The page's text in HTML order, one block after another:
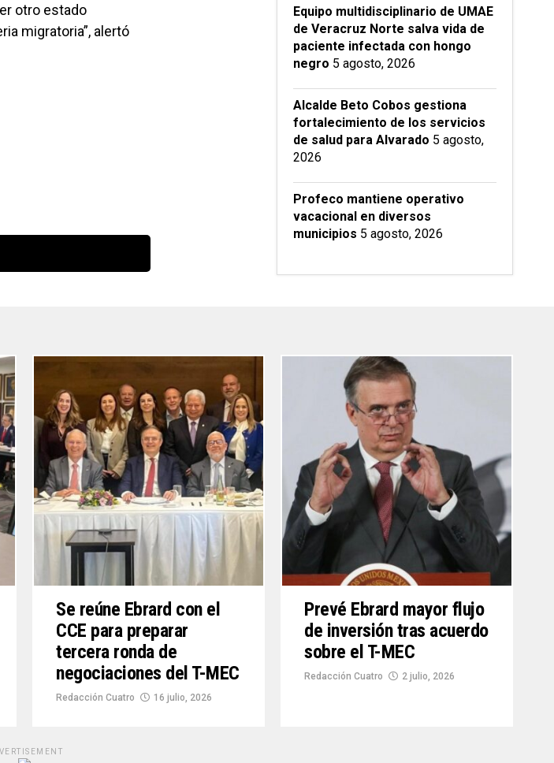
otro estado
migratoria”, alertó
Equipo multidisciplinario de UMAE
de Veracruz Norte salva vida de
paciente infectada con hongo
negro 5 agosto, 2026
Alcalde Beto Cobos gestiona
fortalecimiento de los servicios
de salud para Alvarado 5 agosto,
2026
Profeco mantiene operativo
vacacional en diversos
municipios 5 agosto, 2026
Se reúne Ebrard con el
CCE para preparar
tercera ronda de
negociaciones del T-MEC
Redacción Cuatro 16 julio, 2026
Prevé Ebrard mayor flujo
de inversión tras acuerdo
sobre el T-MEC
Redacción Cuatro 2 julio, 2026